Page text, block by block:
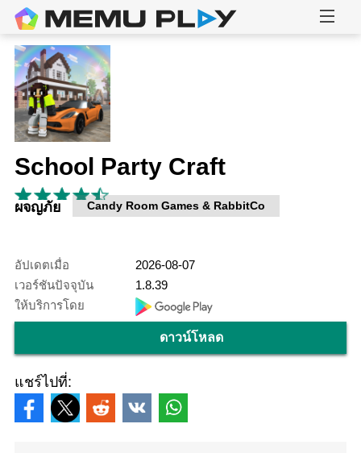
School Party Craft
ผจญภัย Candy Room Games & RabbitCo
อัปเดตเมื่อ
2026-08-07
เวอร์ชันปัจจุบัน
1.8.39
ให้บริการโดย
ดาวน์โหลด
แชร์ไปที่: